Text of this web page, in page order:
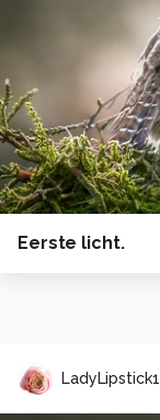
Eerste licht.
LadyLipstick1